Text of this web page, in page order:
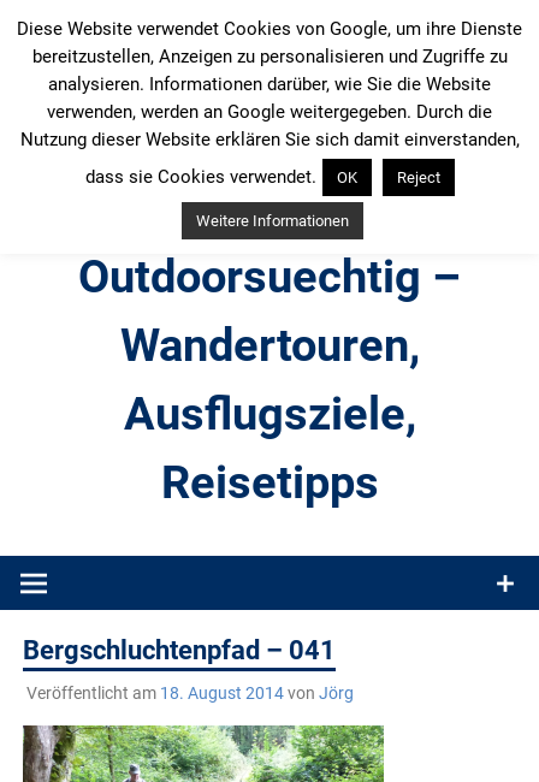
Inhalt
springen
Outdoorsuechtig –
Wandertouren,
Ausflugsziele,
Reisetipps
Produkttests und Buchrezensionen. Ein Blog für alle, die gern
Bergschluchtenpfad – 041
Veröffentlicht am 18. August 2014von Jörg
Diese Website verwendet Cookies von Google, um ihre Dienste
bereitzustellen, Anzeigen zu personalisieren und Zugriffe zu
analysieren. Informationen darüber, wie Sie die Website
verwenden, werden an Google weitergegeben. Durch die
Nutzung dieser Website erklären Sie sich damit einverstanden,
dass sie Cookies verwendet.
OK Reject
Weitere Informationen